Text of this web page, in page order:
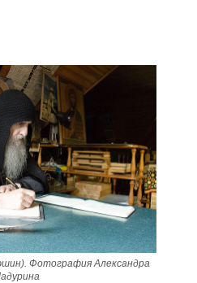
Фотография Александра